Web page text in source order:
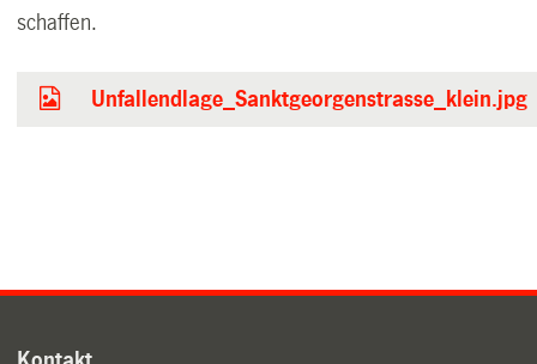
schaffen.
Unfallendlage_Sanktgeorgenstrasse_klein.jpg